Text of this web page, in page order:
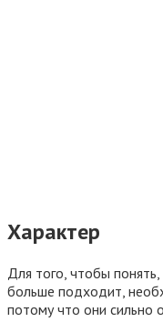
Характер
Для того, чтобы
больше подходит,
потому что они сильно